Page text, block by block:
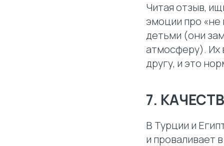
Читая отзыв,
эмоции про
детьми (они
атмосферу). Их
другу, и это
7.
В Турции и
и проваливает